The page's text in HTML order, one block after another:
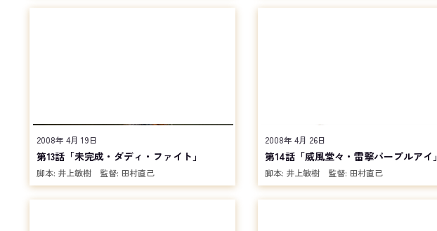
2008年 4月 19日
第13話「未完成・ダディ・ファイト」
脚本: 井上敏樹 監督: 田村直己
2008年 4月 26日
第14話「威風堂々・雷撃パープルアイ」
脚本: 井上敏樹 監督: 田村直己